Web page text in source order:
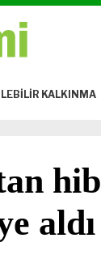
KALKINMA
aldı